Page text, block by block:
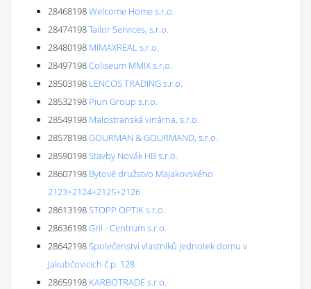
28468198Welcome Home s.r.o.
28474198Tailor Services, s.r.o.
28480198 MIMAXREAL s.r.o.
28497198Coliseum MMIX s.r.o.
28503198 LENCOS TRADING s.r.o.
28532198 Piun Group s.r.o.
28549198 Malostranská vinárna, s.r.o.
28578198GOURMAN & GOURMAND, s.r.o.
28590198Stavby Novák HB s.r.o.
28607198 Bytové družstvo Majakovského
2123+2124+2125+2126
28613198STOPP OPTIK s.r.o.
28636198Gril - Centrum s.r.o.
28642198Společenství vlastníků jednotek domu v
Jakubčovicích č.p. 128
28659198 KARBOTRADE s.r.o.